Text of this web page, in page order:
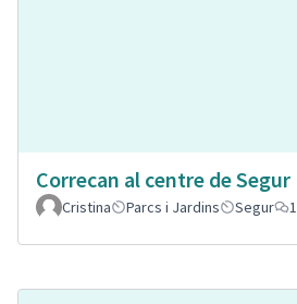
Correcan al centre de Segur
Cristina
Parcs i Jardins Segur 1